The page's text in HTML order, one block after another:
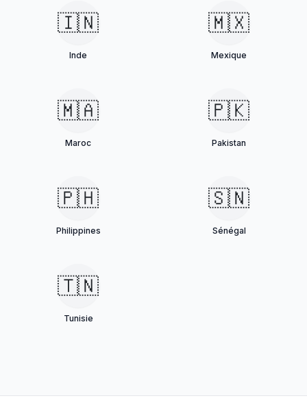
🇮🇳
Inde
🇲🇽
Mexique
🇲🇦
Maroc
🇵🇰
Pakistan
🇵🇭
Philippines
🇸🇳
Sénégal
🇹🇳
Tunisie